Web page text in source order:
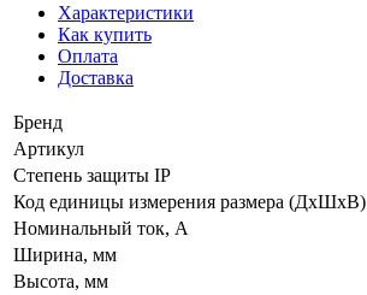
Характеристики
Как купить
Оплата
Доставка
Бренд
Артикул
Степень защиты IP
Код единицы измерения размера (ДхШхВ)
Номинальный ток, А
Ширина, мм
Высота, мм